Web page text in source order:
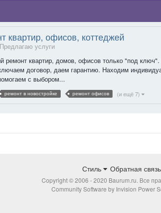
квартир, офисов, коттеджей
Предлагаю услуги
ремонт квартир, домов, офисов только "под
договор, даем гарантию. Находим
с выбором...
ремонт в новостройке ремонт офисов (и ещё 7)
Стиль Обратная связь
Copyright © 2006 - 2020 Baurum.ru. Все
Community Software by Invision Power